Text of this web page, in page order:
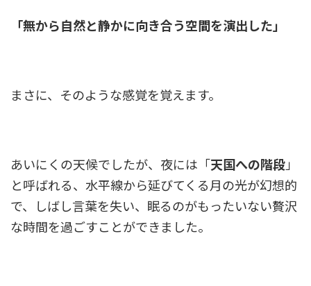
「無から自然と静かに向き合う空間を演出した」
まさに、そのような感覚を覚えます。
あいにくの天候でしたが、夜には「天国への階段」
と呼ばれる、水平線から延びてくる月の光が幻想的
で、しばし言葉を失い、眠るのがもったいない贅沢
な時間を過ごすことができました。